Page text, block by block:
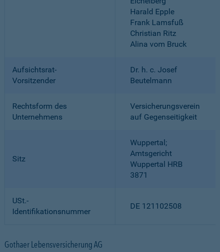
Harald Epple
Frank Lamsfuß
Christian Ritz
Alina vom Bruck
Aufsichtsrat-
Vorsitzender
Dr. h. c. Josef
Beutelmann
Rechtsform des
Unternehmens
Versicherungsverein
auf Gegenseitigkeit
Sitz
Wuppertal;
Amtsgericht
Wuppertal HRB
3871
USt.-
Identifikationsnummer
DE 121102508
Gothaer Lebensversicherung AG